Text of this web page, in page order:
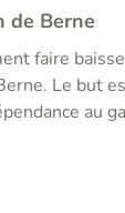
de Berne
faire
Le but
au